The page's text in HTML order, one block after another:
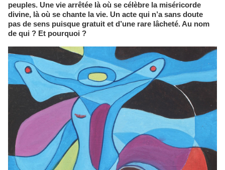
peuples. Une vie arrêtée là où se célèbre la miséricorde
divine, là où se chante la vie. Un acte qui n’a sans doute
pas de sens puisque gratuit et d’une rare lâcheté. Au nom
de qui ? Et pourquoi ?